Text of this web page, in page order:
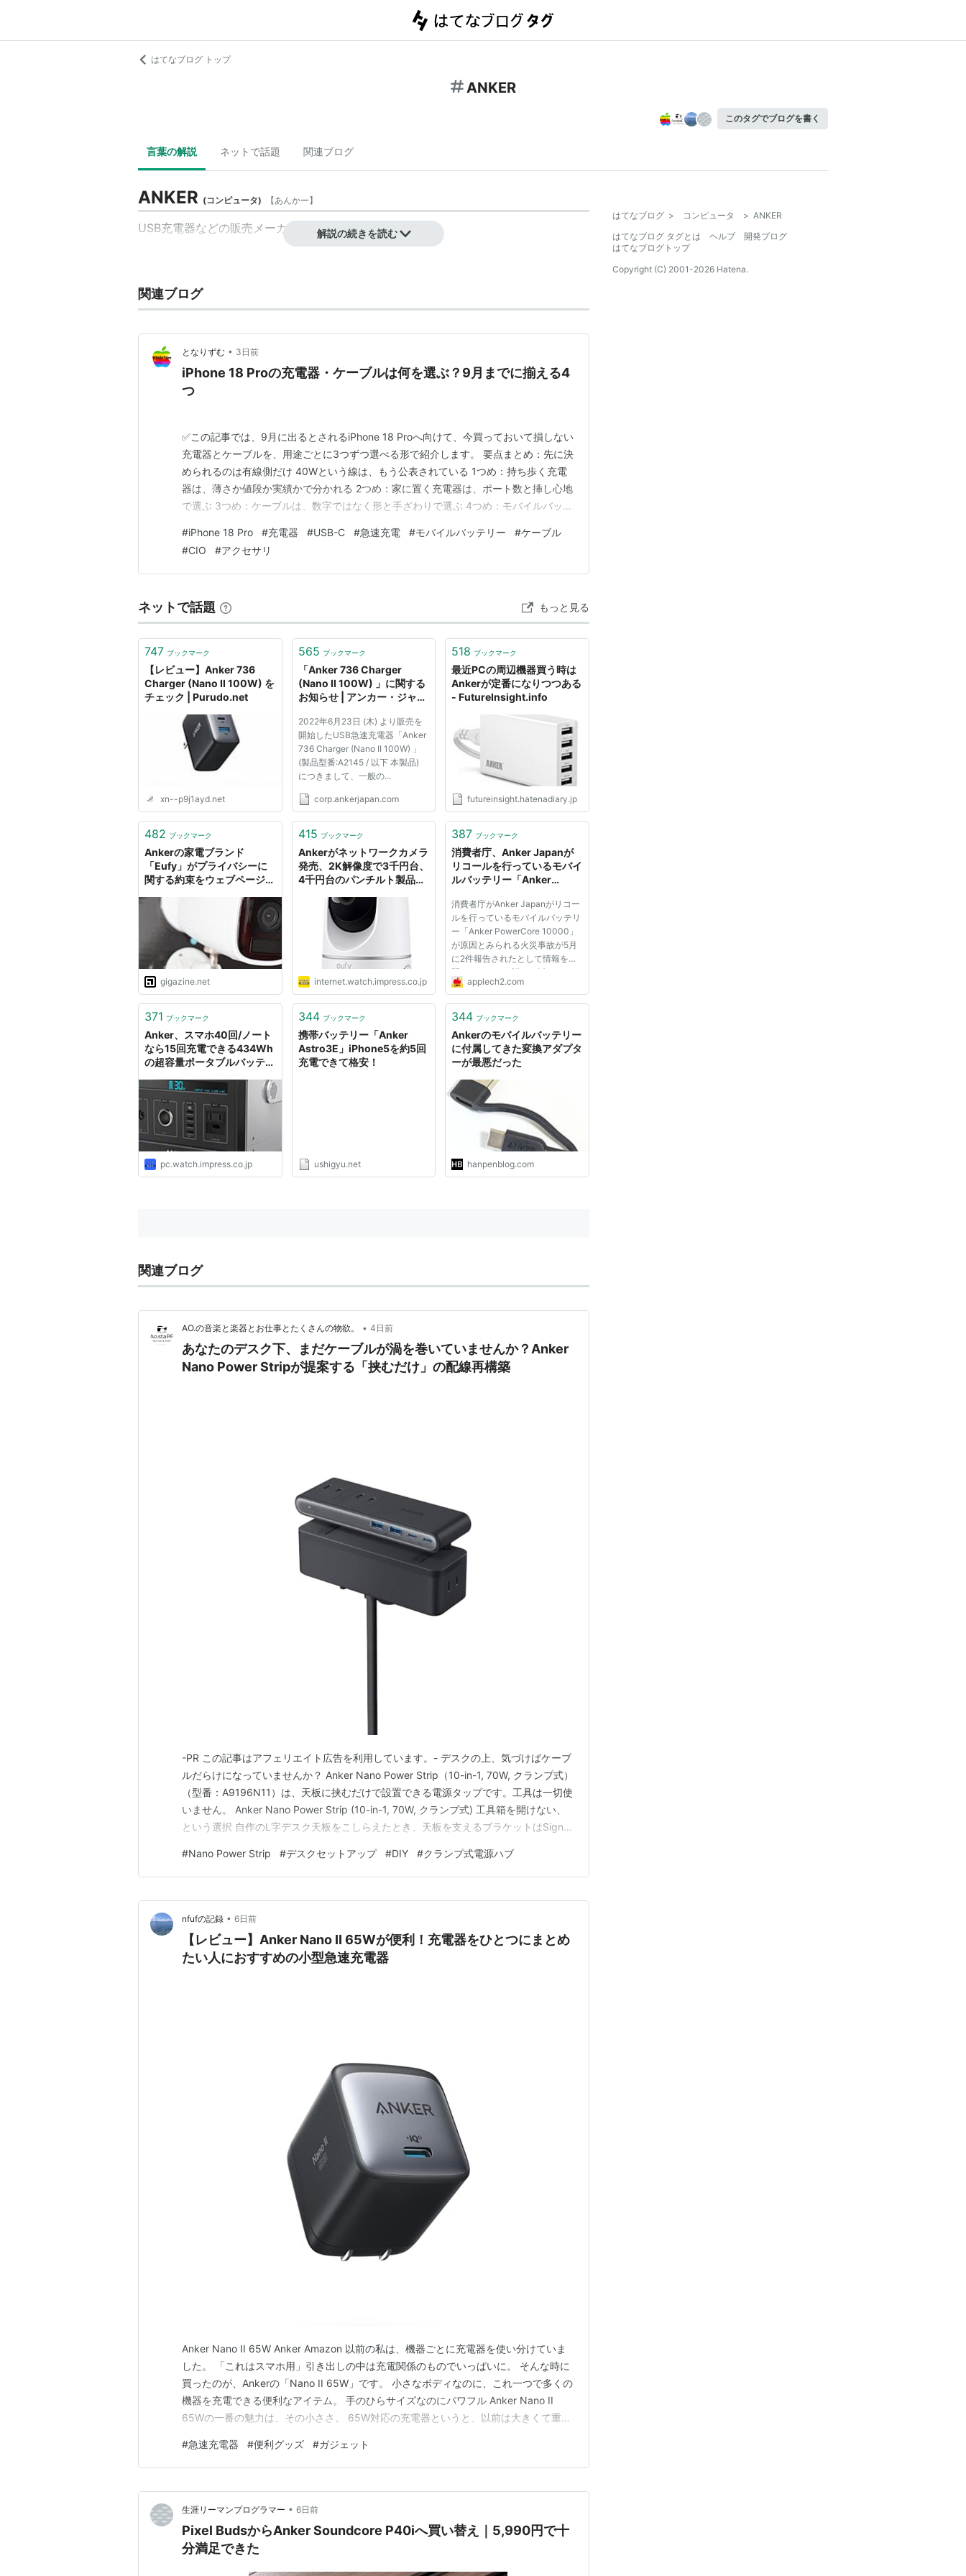
はてなブログ トップ
ANKER
このタグでブログを書く
言葉の解説 ネットで話題 関連ブログ
ANKER (コンピュータ) 【あんかー】
USB充電器などの販売メーカー。 解説の続きを読む
関連ブログ
となりずむ • 3日前
iPhone 18 Proの充電器・ケーブルは何を選ぶ？9月までに揃える4
つ
✅この記事では、9月に出るとされるiPhone 18 Proへ向けて、今買っておいて損しない
充電器とケーブルを、用途ごとに3つずつ選べる形で紹介します。 要点まとめ：先に決
められるのは有線側だけ 40Wという線は、もう公表されている 1つめ：持ち歩く充電
器は、薄さか値段か実績かで分かれる 2つめ：家に置く充電器は、ポート数と挿し心地
で選ぶ 3つめ：ケーブルは、数字ではなく形と手ざわりで選ぶ 4つめ：モバイルバッテ
り、続く速さのほうが誠実 まとめ：9月まで待つ必要があるのは磁石のほうだけ どう
も、となりです。 新し…
#iPhone 18 Pro #充電器 #USB-C #急速充電 #モバイルバッテリー #ケーブル
#CIO #アクセサリ
ネットで話題 もっと見る
747 ブックマーク
【レビュー】Anker 736
Charger (Nano II 100W) を
チェック | Purudo.net
xn--p9j1ayd.net
565 ブックマーク
「Anker 736 Charger
(Nano II 100W) 」に関する
お知らせ | アンカー・ジャパ
2022年6月23日 (木) より販売を
開始したUSB急速充電器「Anker
736 Charger (Nano II 100W) 」
(製品型番:A2145 / 以下 本製品)
につきまして、一般の...
corp.ankerjapan.com
518 ブックマーク
最近PCの周辺機器買う時は
Ankerが定番になりつつある
- FutureInsight.info
futureinsight.hatenadiary.jp
482 ブックマーク
Ankerの家電ブランド
「Eufy」がプライバシーに
関する約束をウェブページか
カメラ映像をアップロードし
ていた問題発覚の直後
gigazine.net
415 ブックマーク
Ankerがネットワークカメラ
発売、2K解像度で3千円台、
4千円台のパンチルト製品
NASへの保存にも対応
internet.watch.impress.co.jp
387 ブックマーク
消費者庁、Anker Japanが
リコールを行っているモバイ
ルバッテリー「Anker
因とみられる火災事故が5月
に2件報告されたとして情報
を公開。
消費者庁がAnker Japanがリコー
ルを行っているモバイルバッテリ
ー「Anker PowerCore 10000」
が原因とみられる火災事故が5月
に2件報告されたとして情報を公
開しています。詳細は以下から。
消費者庁は日本時間2026年07月
35条第1項の規定に基づき報告の
式ガス...
applech2.com
371 ブックマーク
Anker、スマホ40回/ノート
なら15回充電できる434Wh
の超容量ポータブルバッテリ
ト/USB出力を装備
pc.watch.impress.co.jp
344 ブックマーク
携帯バッテリー「Anker
Astro3E」iPhone5を約5回
充電できて格安！
ushigyu.net
344 ブックマーク
Ankerのモバイルバッテリー
に付属してきた変換アダプタ
ーが最悪だった
hanpenblog.com
関連ブログ
AO.の音楽と楽器とお仕事とたくさんの物欲。 • 4日前
あなたのデスク下、まだケーブルが渦を巻いていませんか？Anker
Nano Power Stripが提案する「挟むだけ」の配線再構築
-PR この記事はアフェリエイト広告を利用しています。- デスクの上、気づけばケーブ
ルだらけになっていませんか？ Anker Nano Power Strip（10-in-1, 70W, クランプ式）
（型番：A9196N11）は、天板に挟むだけで設置できる電源タップです。工具は一切使
いません。 Anker Nano Power Strip (10-in-1, 70W, クランプ式) 工具箱を開けない、
という選択 自作のL字デスク天板をこしらえたとき、天板を支えるブラケットはSignet
ら、金属と金属を噛み合わせていく時…
#Nano Power Strip #デスクセットアップ #DIY #クランプ式電源ハブ
nfufの記録 • 6日前
【レビュー】Anker Nano II 65Wが便利！充電器をひとつにまとめ
たい人におすすめの小型急速充電器
Anker Nano II 65W Anker Amazon 以前の私は、機器ごとに充電器を使い分けていま
した。 「これはスマホ用」引き出しの中は充電関係のものでいっぱいに。 そんな時に
買ったのが、Ankerの「Nano II 65W」です。 小さなボディなのに、これ一つで多くの
機器を充電できる便利なアイテム。 手のひらサイズなのにパワフル Anker Nano II
65Wの一番の魅力は、その小ささ。 65W対応の充電器というと、以前は大きくて重い
になりにくく、旅行や出張にも持って行きます。 ノートパソコンまで対…
#急速充電器 #便利グッズ #ガジェット
生涯リーマンプログラマー • 6日前
Pixel BudsからAnker Soundcore P40iへ買い替え｜5,990円で十
分満足できた
はてなブログ > コンピュータ > ANKER
はてなブログ タグとは
ヘルプ
開発ブログ
はてなブログトップ
Copyright (C) 2001-2026 Hatena.